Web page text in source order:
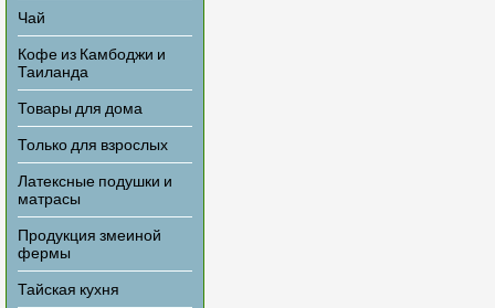
Чай
Кофе из Камбоджи и
Таиланда
Товары для дома
Только для взрослых
Латексные подушки и
матрасы
Продукция змеиной
фермы
Тайская кухня